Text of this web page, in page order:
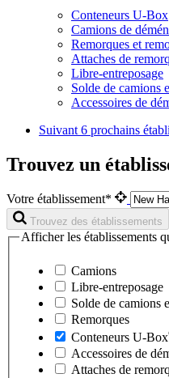
Conteneurs U-Box
Camions de
Remorques et
Attaches de
Libre-entreposage
Solde de camions
Accessoires de
Suivant 6 prochains
Trouvez un
Votre établissement*
Trouvez des établissements
Afficher les établissements
Camions
Libre-entreposage
Solde de camions
Remorques
Conteneurs U-Box
Accessoires de
Attaches de